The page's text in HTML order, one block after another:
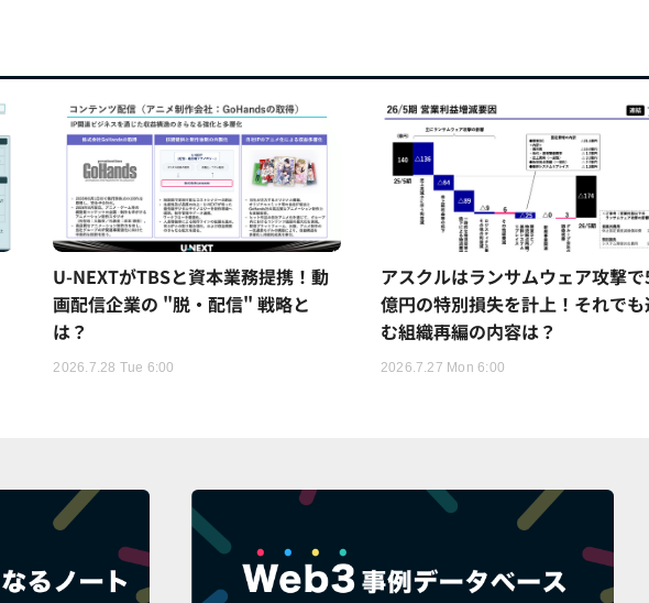
U-NEXTがTBSと資本業務提携！動
画配信企業の "脱・配信" 戦略と
は？
2026.7.28 Tue 6:00
アスクルはランサムウェア攻撃
億円の特別損失を計上！それでも
む組織再編の内容は？
2026.7.27 Mon 6:00